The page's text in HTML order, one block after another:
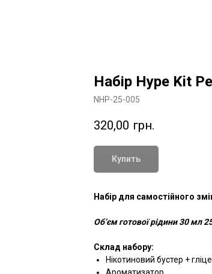
Набір Hype Kit
NHP-25-005
320,00 грн.
Купить
Набір для самостійного
Обʼєм готової рідини 30 мл
Склад набору:
Нікотиновий бустер +